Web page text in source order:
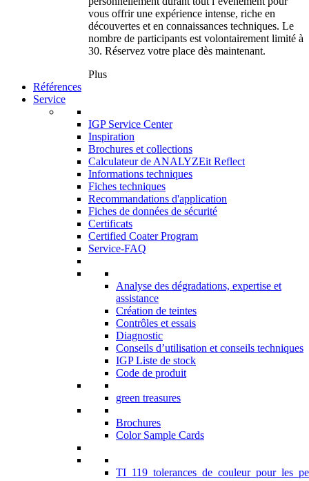
vous offrir une expérience intense, riche en
découvertes et en connaissances techniques. Le
nombre de participants est volontairement limité à
30. Réservez votre place dès maintenant.
Plus
Références
Service
IGP Service Center
Inspiration
Brochures et collections
Calculateur de ANALYZEit Reflect
Informations techniques
Fiches techniques
Recommandations d'application
Fiches de données de sécurité
Certificats
Certified Coater Program
Service-FAQ
Analyse des dégradations, expertise et
assistance
Création de teintes
Contrôles et essais
Diagnostic
Conseils d’utilisation et conseils techniques
IGP Liste de stock
Code de produit
green treasures
Brochures
Color Sample Cards